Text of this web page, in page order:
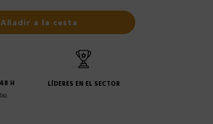
Añadir a la cesta
H
LÍDERES EN EL SECTOR